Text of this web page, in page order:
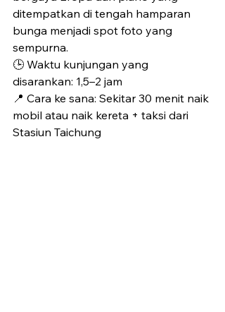
ditempatkan di tengah hamparan
bunga menjadi spot foto yang
sempurna.
🕒 Waktu kunjungan yang
disarankan: 1,5–2 jam
📍 Cara ke sana: Sekitar 30 menit naik
mobil atau naik kereta + taksi dari
Stasiun Taichung